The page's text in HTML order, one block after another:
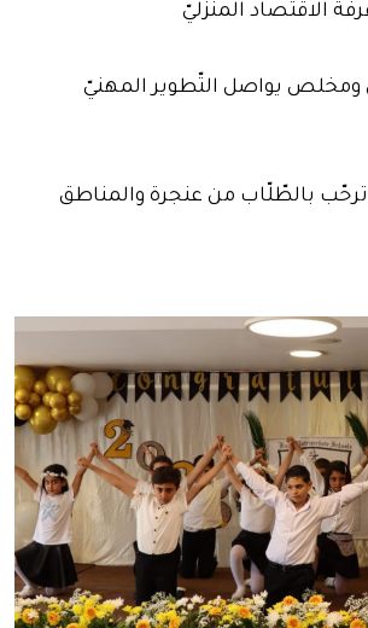
الاقتصاد المنزليّ
يواصل التّطوير المهنيّ
ترحّب بالطّلّاب من عنجرة والمناطق